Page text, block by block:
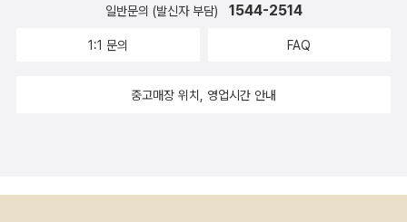
일반문의 (발신자 부담) 1544-2514
1:1 문의 FAQ
중고매장 위치, 영업시간 안내